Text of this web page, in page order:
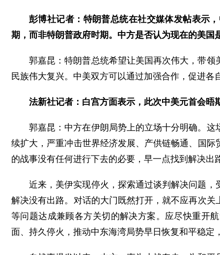
彭博社记者：特朗普总统在社交媒体发帖表示
期，而非特朗普政府时期。中方是否认为现在的美国
郭嘉昆：特朗普总统希望让美国再次伟大，带
民族伟大复兴。中美双方可以通过加强合作，促进各
法新社记者：白宫方面表示，此次中美元首会
郭嘉昆：中方在伊朗局势上的立场十分明确。
续扩大，严重冲击世界经济发展、产供链畅通、国
的战事没有任何进行下去的必要，早一点找到解决
近来，美伊实现停火，探索通过谈判解决问题
解决没有出路。对话的大门既然打开，就不应再次
等问题达成兼顾各方关切的解决方案。应尽快重开
面、持久停火，推动中东海湾局势早日恢复和平稳